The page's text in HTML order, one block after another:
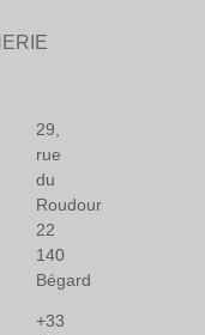
29,
rue
du
Roudour
22
140
Bégard
+33